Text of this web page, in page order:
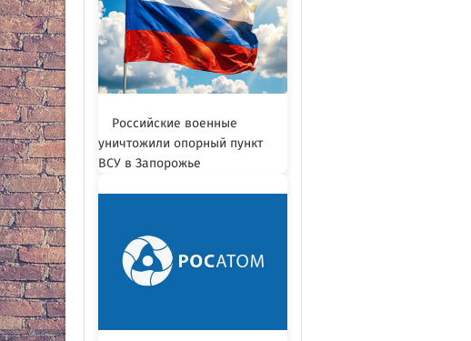
Российские военные
уничтожили опорный пункт
ВСУ в Запорожье